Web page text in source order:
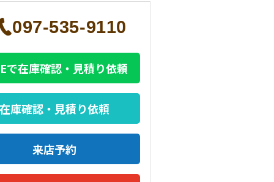
097-535-9110
で在庫確認・見積り依頼
在庫確認・見積り依頼
来店予約